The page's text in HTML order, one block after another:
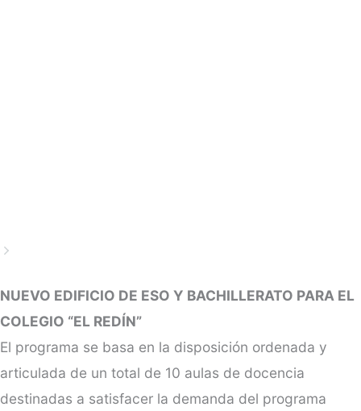
NUEVO EDIFICIO DE ESO Y BACHILLERATO PARA EL
COLEGIO “EL REDÍN”
El programa se basa en la disposición ordenada y
articulada de un total de 10 aulas de docencia
destinadas a satisfacer la demanda del programa